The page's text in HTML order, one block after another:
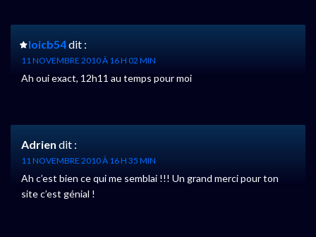
loicb54dit :
11 NOVEMBRE 2010 À 16 H 02 MIN
Ah oui exact, 12h11 au temps pour moi
Adrien dit :
11 NOVEMBRE 2010 À 16 H 35 MIN
Ah c’est bien ce qui me semblai !!! Un grand merci pour ton
site c’est génial !